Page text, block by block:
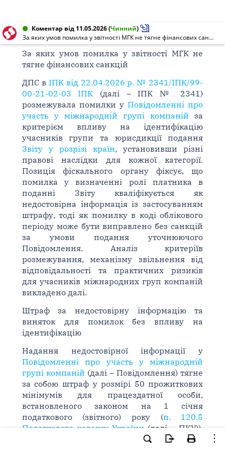
Коментар від 11.05.2026(Чинний)
За яких умов помилка у звітності МГК не тягне фінансових санкцій
За яких умов помилка у звітності МГК не
тягне фінансових санкцій
ДПС в ІПК від 22.04.2026 р. № 2341/ІПК/99-
00-21-02-03 ІПК (далі – ІПК № 2341)
розмежувала помилки уПовідомленні про
участь у міжнародній групі компаній за
критерієм впливу на ідентифікацію
учасників групи та юрисдикції подання
Звіту у розрізі країн, установивши різні
правові наслідки для кожної категорії.
Позиція фіскального органу фіксує, що
помилка у визначенні ролі платника в
поданні Звіту кваліфікується як
недостовірна інформація із застосуванням
штрафу, тоді як помилку в коді облікового
періоду може бути виправлено без санкцій
за умови подання уточнюючого
Повідомлення. Аналіз критеріїв
розмежування, механізму звільнення від
відповідальності та практичних ризиків
для учасників міжнародних груп компаній
викладено далі.
Штраф за недостовірну інформацію та
виняток для помилок без впливу на
ідентифікацію
Надання недостовірної інформації у
Повідомленні про участь у міжнародній
групі компаній (далі – Повідомлення) тягне
за собою штраф у розмірі 50 прожиткових
мінімумів для працездатної особи,
встановленого законом на 1 січня
податкового (звітного) року (п. 120.5
Податкового кодексу України (далі – ПКУ)).
Законодавець виключив зі сфери